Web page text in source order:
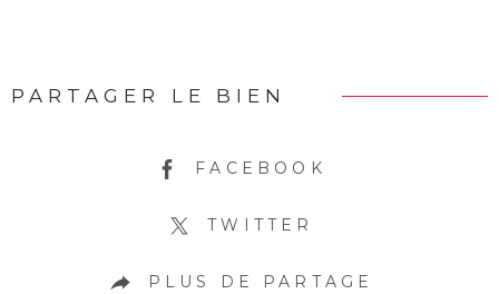
PARTAGER LE BIEN
FACEBOOK
TWITTER
PLUS DE PARTAGE